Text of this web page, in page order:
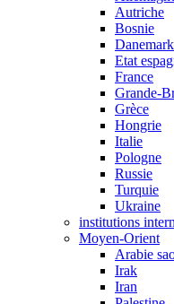
Autriche
Bosnie
Danemark
Etat
France
Grande-
Grèce
Hongrie
Italie
Pologne
Russie
Turquie
Ukraine
institutions
Moyen-Orient
Arabie
Irak
Iran